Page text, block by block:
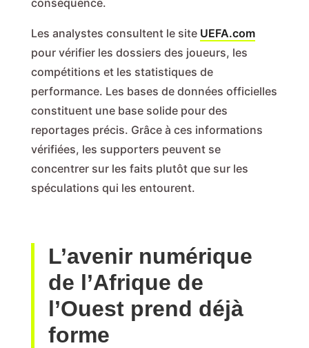
Les analystes consultent le site UEFA.com
pour vérifier les dossiers des joueurs, les
compétitions et les statistiques de
performance. Les bases de données officielles
constituent une base solide pour des
reportages précis. Grâce à ces informations
vérifiées, les supporters peuvent se
concentrer sur les faits plutôt que sur les
spéculations qui les entourent.
L’avenir numérique
de l’Afrique de
l’Ouest prend déjà
forme